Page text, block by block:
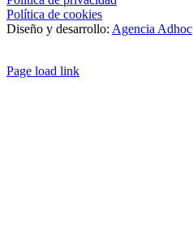
Política de cookies
Diseño y desarrollo: Agencia Adhoc
Page load link